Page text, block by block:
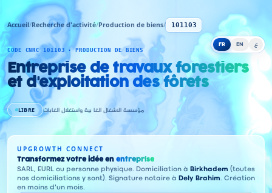
FR EN ع
Accueil/Recherche d'activité/Production de biens/ 101103
CODE CNRC 101103 · PRODUCTION DE BIENS
Entreprise de travaux forestiers
et d'exploitation des fôrets
LIBRE مؤسسة الاشغال الغا بية واستغلال الغابات
UPGROWTH CONNECT
Transformez votre idée en entreprise
SARL, EURL ou personne physique. Domiciliation à Birkhadem (toutes
nos domiciliations y sont). Signature notaire à Dely Brahim. Création
en moins d'un mois.